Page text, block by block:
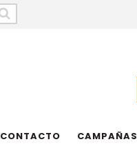
CONTACTO
CAMPAÑAS